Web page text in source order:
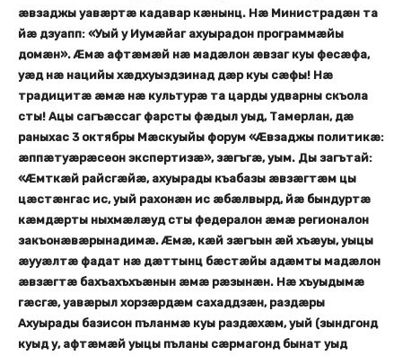
æвзаджы уавæртæ кадавар кæнынц. Нæ Министрадæн та
йæ дзуапп: «Уый у Иумæйаг ахуырадон программæйы
домæн». Æмæ афтæмæй нæ мадæлон æвзаг куы фесæфа,
уæд нæ нацийы хæдхуыздзинад дæр куы сæфы! Нæ
традицитæ æмæ нæ культурæ та царды удварны скъола
сты! Ацы сагъæссаг фарсты фæдыл уыд, Тамерлан, дæ
раныхас 3 октябры Мæскуыйы форум «Æвзаджы политикæ:
æппæтуæрæсеон экспертизæ», зæгъгæ, уым. Ды загътай:
«Æмткæй райсгæйæ, ахуырады къабазы æвзæгтæм цы
цæстæнгас ис, уый рахонæн ис æбæлвырд, йæ бындуртæ
кæмдæрты ныхмæлæуд сты федералон æмæ регионалон
закъонæвæрынадимæ. Æмæ, кæй зæгъын æй хъæуы, уыцы
æууæлтæ фадат нæ дæттынц бæстæйы адæмты мадæлон
æвзæгтæ бахъахъхъæнын æмæ рæзынæн. Нæ хъуыдымæ
гæсгæ, уавæрыл хорзæрдæм сахаддзæн, раздæры
Ахуырады базисон пъланмæ куы раздæхæм, уый (зындгонд
куыд у, афтæмæй уыцы пъланы сæрмагонд бынат уыд